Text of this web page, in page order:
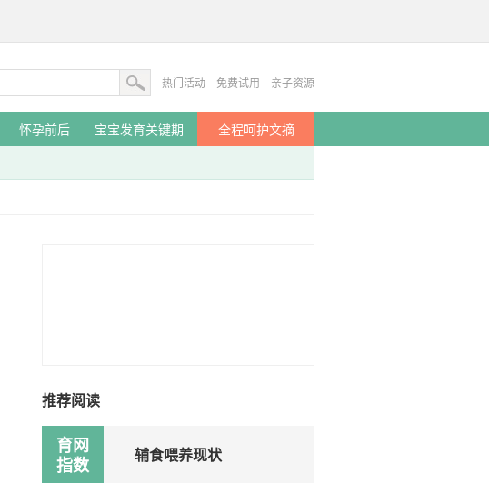
热门活动 免费试用 亲子资源
怀孕前后 宝宝发育关键期
全程呵护文摘
推荐阅读
辅食喂养现状
育网
指数